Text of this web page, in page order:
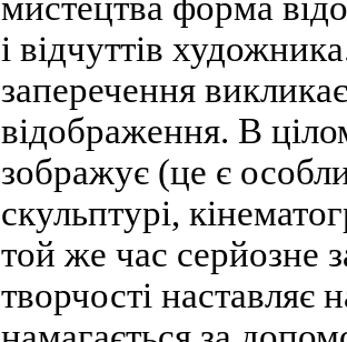
і відчуттів
заперечення
відображення. В
зображує (це є
скульптурі,
той же час серйозне
творчості